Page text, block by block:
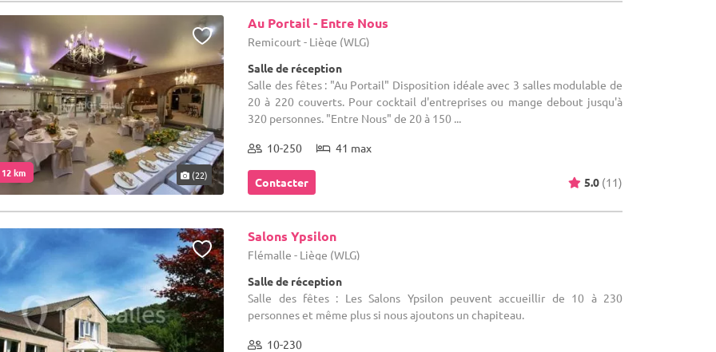
km (22)
Au Portail - Entre Nous
Remicourt - Liège (WLG)
Salle de réception
Salle des fêtes : "Au Portail" Disposition idéale avec 3 salles modulable de
20 à 220 couverts. Pour cocktail d'entreprises ou mange debout jusqu'à
320 personnes. "Entre Nous" de 20 à 150 ...
10-250 41 max
Contacter 5.0 (11)
Salons Ypsilon
Flémalle - Liège (WLG)
Salle de réception
Salle des fêtes : Les Salons Ypsilon peuvent accueillir de 10 à 230
personnes et même plus si nous ajoutons un chapiteau.
10-230